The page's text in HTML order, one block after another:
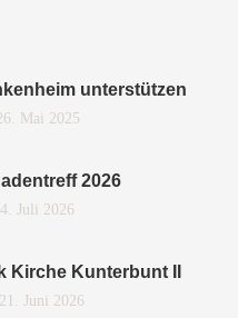
unterstützen
Mai 2025
2026
Juli 2026
Kirche Kunterbunt II
Juni 2026